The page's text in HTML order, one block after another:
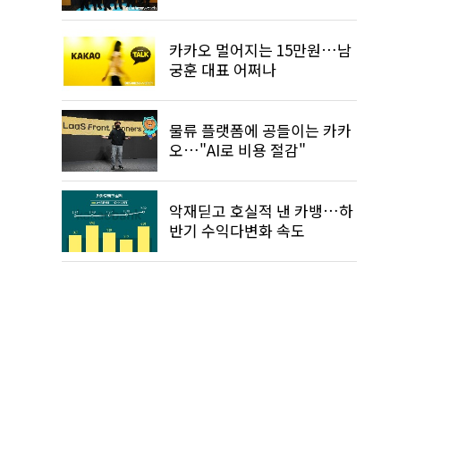
카카오 멀어지는 15만원…남
궁훈 대표 어쩌나
물류 플랫폼에 공들이는 카카
오…"AI로 비용 절감"
악재딛고 호실적 낸 카뱅…하
반기 수익다변화 속도